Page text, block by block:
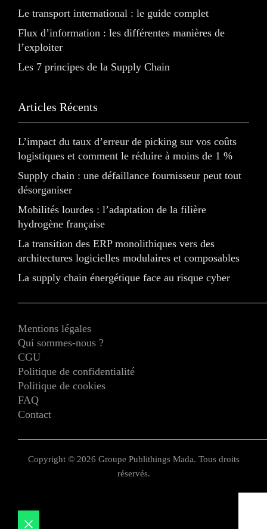
Le transport international : le guide complet
Flux d’information : les différentes manières de
l’exploiter
Les 7 principes de la Supply Chain
Articles Récents
L’impact du taux d’erreur de picking sur vos coûts
logistiques et comment le réduire à moins de 1 %
Supply chain : une défaillance fournisseur peut tout
désorganiser
Mobilités lourdes : l’adaptation de la filière
hydrogène française
La transition des ERP monolithiques vers des
architectures logicielles modulaires et composables
La supply chain énergétique face au risque cyber
Mentions légales
Qui sommes-nous ?
CGU
Politique de confidentialité
Politique de cookies
FAQ
Contact
Copyright © 2026 Groupe Publithings Mada. Tous droits
réservés.